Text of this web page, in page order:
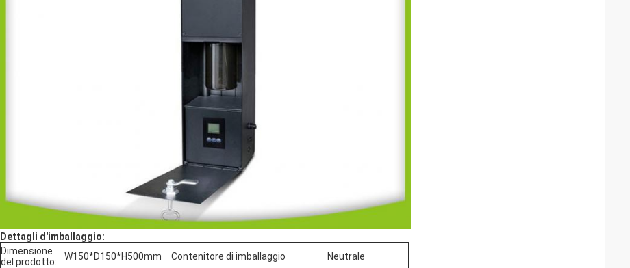
Dettagli d'imballaggio:
Dimensione
del prodotto:
W150*D150*H500mm Contenitore di imballaggio Neutrale